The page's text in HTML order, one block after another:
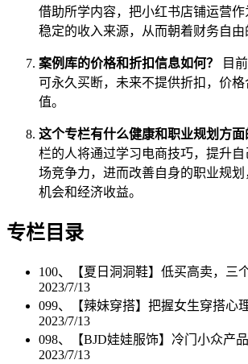
借助所学内容，把小红书店铺运营
稳定的收入来源，从而朝着财务自由
案例库的价格和折扣信息如何？
目
可永久买断，未来不提供折扣，价
值。
这个专栏有什么健康和职业规划方面
栏的人将通过学习电商技巧，提升
场竞争力，进而改善自身的职业规
机会和经济收益。
专栏目录
100、【夏日洞洞鞋】低买高卖，三
2023/7/13
099、【辣妹穿搭】把握女生穿搭心
2023/7/13
098、【BJD娃娃服饰】冷门小众产
2023/7/13